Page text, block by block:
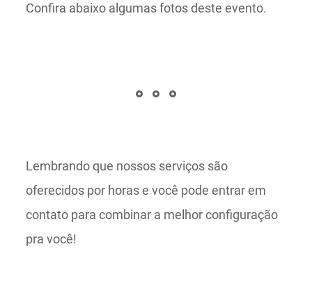
Confira abaixo algumas fotos deste evento.
Lembrando que nossos serviços são
oferecidos por horas e você pode entrar em
contato para combinar a melhor configuração
pra você!